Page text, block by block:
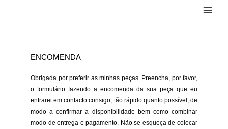
ENCOMENDA
Obrigada por preferir as minhas peças. Preencha, por favor,
o formulário fazendo a encomenda da sua peça que eu
entrarei em contacto consigo, tão rápido quanto possível, de
modo a confirmar a disponibilidade bem como combinar
modo de entrega e pagamento. Não se esqueça de colocar